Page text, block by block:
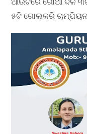
୫ଟି ଗୋଲକରି